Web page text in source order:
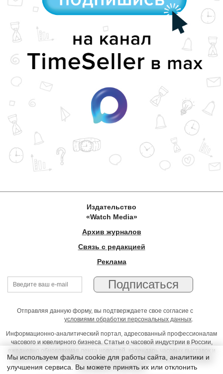
Издательство
«Watch Media»
Архив журналов
Связь с редакцией
Реклама
Отправляя данную форму, вы подтверждаете свое согласие с
условиями обработки персональных данных.
Информационно-аналитический портал, адресованный профессионалам
часового и ювелирного бизнеса. Статьи о часовой индустрии в России,
ежедневно обновляемая лента новостей, календарь часовых выставок и
презентаций, on-line консультации юриста, профессиональный форум
часовщиков и ювелиров
Мы используем файлы cookie для работы сайта, аналитики и
улучшения сервиса. Вы можете принять их или отклонить